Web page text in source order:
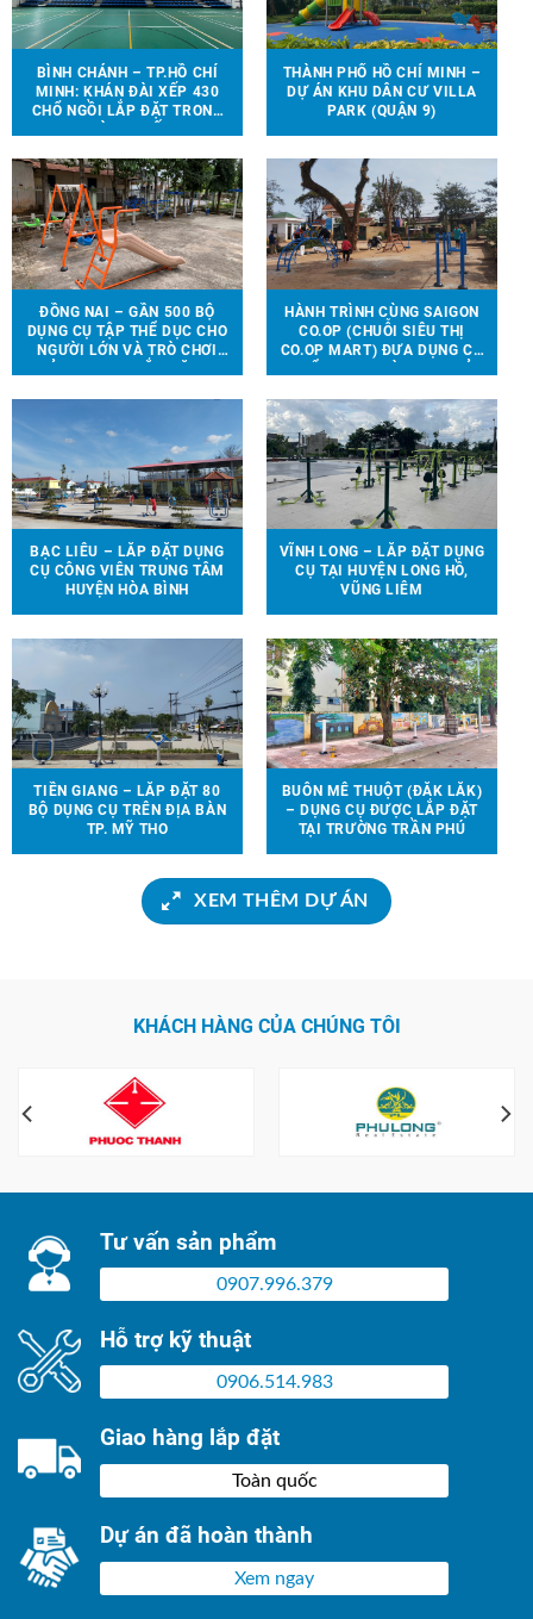
BÌNH CHÁNH – TP.HỒ CHÍ
MINH: KHÁN ĐÀI XẾP 430
CHỔ NGỒI LẮP ĐẶT TRONG
THÀNH PHỐ HỒ CHÍ MINH –
DỰ ÁN KHU DÂN CƯ VILLA
PARK (QUẬN 9)
ĐỒNG NAI – GẦN 500 BỘ
DỤNG CỤ TẬP THỂ DỤC CHO
NGƯỜI LỚN VÀ TRÒ CHƠI
HÀNH TRÌNH CÙNG SAIGON
CO.OP (CHUỖI SIÊU THỊ
CO.OP MART) ĐƯA DỤNG CỤ
HỌC TẠI 6 TỈNH THÀNH
BẠC LIÊU – LẮP ĐẶT DỤNG
CỤ CÔNG VIÊN TRUNG TÂM
HUYỆN HÒA BÌNH
VĨNH LONG – LẮP ĐẶT DỤNG
CỤ TẠI HUYỆN LONG HỒ,
VŨNG LIÊM
TIỀN GIANG – LẮP ĐẶT 80
BỘ DỤNG CỤ TRÊN ĐỊA BÀN
TP. MỸ THO
BUÔN MÊ THUỘT (ĐẮK LẮK)
– DỤNG CỤ ĐƯỢC LẮP ĐẶT
TẠI TRƯỜNG TRẦN PHÚ
XEM THÊM DỰ ÁN
KHÁCH HÀNG CỦA CHÚNG TÔI
Tư vấn sản phẩm
0907.996.379
Hỗ trợ kỹ thuật
0906.514.983
Giao hàng lắp đặt
Toàn quốc
Dự án đã hoàn thành
Xem ngay